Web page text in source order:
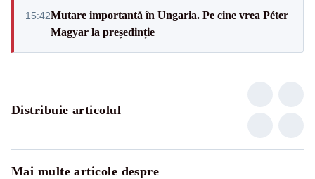
15:42Mutare importantă în Ungaria. Pe cine vrea Péter
Magyar la președinție
Distribuie articolul
Mai multe articole despre